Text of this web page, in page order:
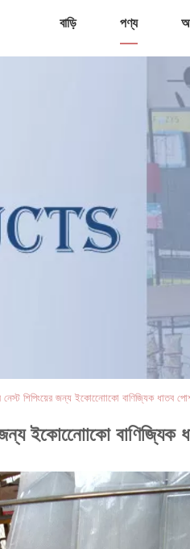
বাড়ি পণ্য
নেস্ট শিপিংয়ের জন্য ইকোনোোকো বাণিজ্যিক ধাতব
জন্য ইকোনোোকো বাণিজ্যিক